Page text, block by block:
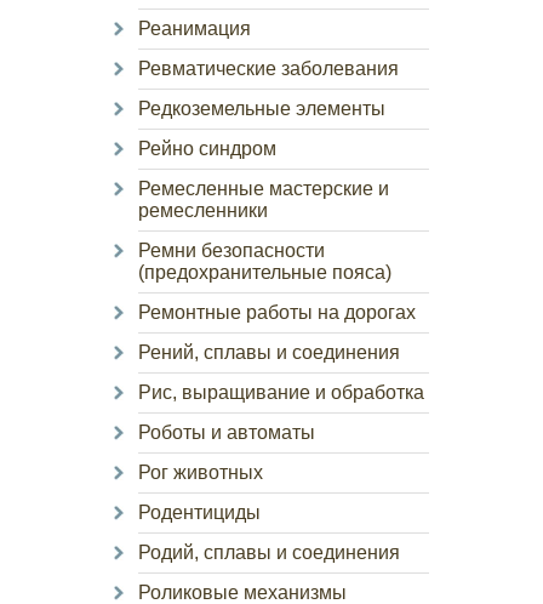
Реанимация
Ревматические заболевания
Редкоземельные элементы
Рейно синдром
Ремесленные мастерские и
ремесленники
Ремни безопасности
(предохранительные пояса)
Ремонтные работы на дорогах
Рений, сплавы и соединения
Рис, выращивание и обработка
Роботы и автоматы
Рог животных
Родентициды
Родий, сплавы и соединения
Роликовые механизмы